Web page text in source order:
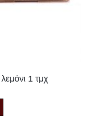
1 τμχ